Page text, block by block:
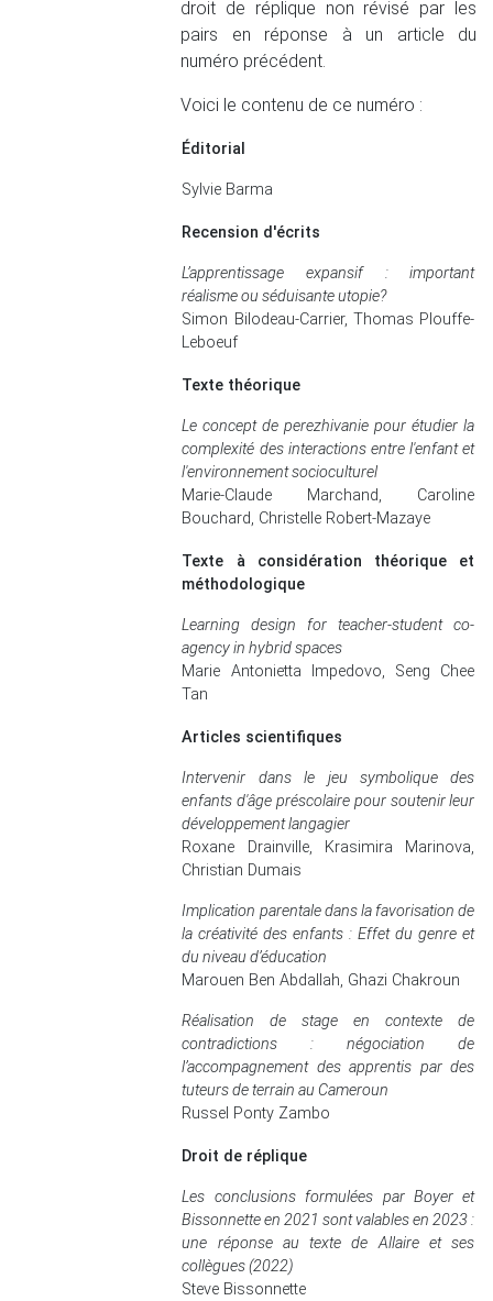
droit de réplique non révisé par les
pairs en réponse à un article du
numéro précédent.
Voici le contenu de ce numéro :
Éditorial
Sylvie Barma
Recension d'écrits
L’apprentissage expansif : important
réalisme ou séduisante utopie?
Simon Bilodeau-Carrier, Thomas Plouffe-
Leboeuf
Texte théorique
Le concept de perezhivanie pour étudier la
complexité des interactions entre l'enfant et
l'environnement socioculturel
Marie-Claude Marchand, Caroline
Bouchard, Christelle Robert-Mazaye
Texte à considération théorique et
méthodologique
Learning design for teacher-student co-
agency in hybrid spaces
Marie Antonietta Impedovo, Seng Chee
Tan
Articles scientifiques
Intervenir dans le jeu symbolique des
enfants d'âge préscolaire pour soutenir leur
développement langagier
Roxane Drainville, Krasimira Marinova,
Christian Dumais
Implication parentale dans la favorisation de
la créativité des enfants : Effet du genre et
du niveau d’éducation
Marouen Ben Abdallah, Ghazi Chakroun
Réalisation de stage en contexte de
contradictions : négociation de
l’accompagnement des apprentis par des
tuteurs de terrain au Cameroun
Russel Ponty Zambo
Droit de réplique
Les conclusions formulées par Boyer et
Bissonnette en 2021 sont valables en 2023 :
une réponse au texte de Allaire et ses
collègues (2022)
Steve Bissonnette